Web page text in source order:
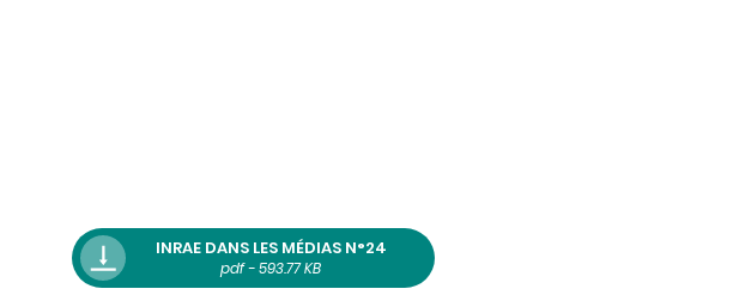
INRAE DANS LES MÉDIAS N°24
pdf - 593.77 KB